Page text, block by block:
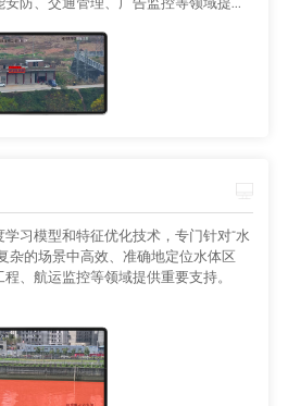
习模型和特征优化技术，专门针对“水
杂的场景中高效、准确地定位水体区
、航运监控等领域提供重要支持。